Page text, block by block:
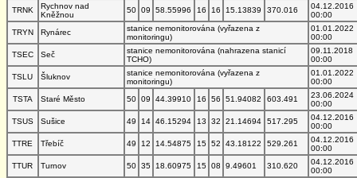
TRNK
Rychnov nad
Kněžnou
50 09 58.55996 16 16 15.13839 370.016
04.12.2016
00:00
TRYN
Rynárec
stanice nemonitorována (vyřazena z
monitoringu)
01.01.2022
00:00
TSEC
Seč
stanice nemonitorována (nahrazena stanicí
TCHO)
09.11.2018
00:00
TSLU
Šluknov
stanice nemonitorována (vyřazena z
monitoringu)
01.01.2022
00:00
TSTA
Staré Město 50 09 44.39910 16 56 51.94082 603.491
23.06.2024
00:00
TSUS
Sušice 49 14 46.15294 13 32 21.14694 517.295
04.12.2016
00:00
TTRE
Třebíč 49 12 14.54875 15 52 43.18122 529.261
04.12.2016
00:00
TTUR
Turnov 50 35 18.60975 15 08 9.49601 310.620
04.12.2016
00:00